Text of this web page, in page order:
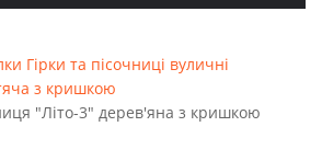
Гірки та пісочниці вуличні
з кришкою
"Літо-3" дерев'яна з кришкою